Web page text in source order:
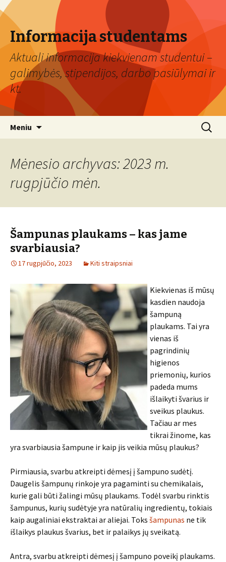
Informacija studentams
Aktuali informacija kiekvienam studentui –
galimybės, stipendijos, darbo pasiūlymai ir
kt.
Meniu Ieškoti:
Mėnesio archyvas: 2023 m.
rugpjūčio mėn.
Šampunas plaukams – kas jame
svarbiausia?
17 rugpjūčio, 2023 Kiti straipsniai
Kiekvienas iš mūsų
kasdien naudoja
šampuną
plaukams. Tai yra
vienas iš
pagrindinių
higienos
priemonių, kurios
padeda mums
išlaikyti švarius ir
sveikus plaukus.
Tačiau ar mes
tikrai žinome, kas
yra svarbiausia šampune ir kaip jis veikia mūsų plaukus?
Pirmiausia, svarbu atkreipti dėmesį į šampuno sudėtį.
Daugelis šampunų rinkoje yra pagaminti su chemikalais,
kurie gali būti žalingi mūsų plaukams. Todėl svarbu rinktis
šampunus, kurių sudėtyje yra natūralių ingredientų, tokiais
kaip augaliniai ekstraktai ar aliejai. Toks šampunas ne tik
išlaikys plaukus švarius, bet ir palaikys jų sveikatą.
Antra, svarbu atkreipti dėmesį į šampuno poveikį plaukams.